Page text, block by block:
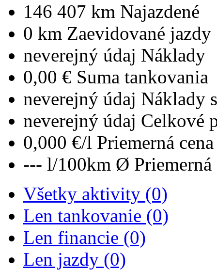
146 407 km Najazdené
0 km Zaevidované jazdy
neverejný údaj Náklady
0,00 € Suma tankovania
neverejný údaj Náklady
neverejný údaj Celkové
0,000 €/l Priemerná
--- l/100km Ø Priemerná
Všetky aktivity (0)
Len tankovanie (0)
Len financie (0)
Len jazdy (0)